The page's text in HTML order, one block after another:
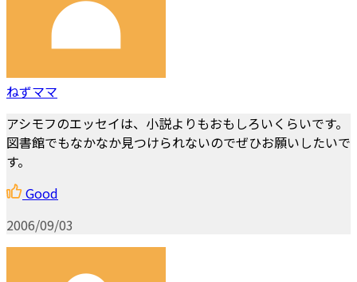
ねずママ
アシモフのエッセイは、小説よりもおもしろいくらいです。
図書館でもなかなか見つけられないのでぜひお願いしたいで
す。
Good
2006/09/03